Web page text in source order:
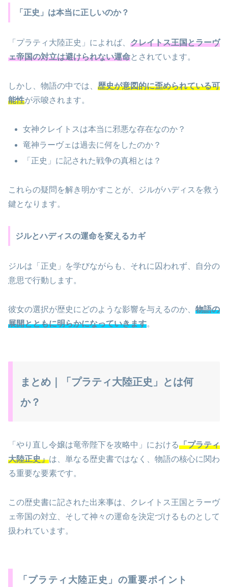
「正史」は本当に正しいのか？
「プラティ大陸正史」によれば、 クレイトス王国とラーヴ
ェ帝国の対立は避けられない運命とされています。
しかし、物語の中では、 歴史が意図的に歪められている可
能性が示唆されます。
女神クレイトスは本当に邪悪な存在なのか？
竜神ラーヴェは過去に何をしたのか？
「正史」に記された戦争の真相とは？
これらの疑問を解き明かすことが、ジルがハディスを救う
鍵となります。
ジルとハディスの運命を変えるカギ
ジルは「正史」を学びながらも、それに囚われず、自分の
意思で行動します。
彼女の選択が歴史にどのような影響を与えるのか、 物語の
展開とともに明らかになっていきます。
まとめ｜「プラティ大陸正史」とは何
か？
「やり直し令嬢は竜帝陛下を攻略中」における「プラティ
大陸正史」は、単なる歴史書ではなく、物語の核心に関わ
る重要な要素です。
この歴史書に記された出来事は、クレイトス王国とラーヴ
ェ帝国の対立、そして神々の運命を決定づけるものとして
扱われています。
「プラティ大陸正史」の重要ポイント